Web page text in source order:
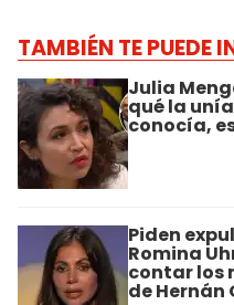
TAMBIÉN TE PUEDE
Julia
qué la
conocía,
Piden
Romina
contar los
de Hernán